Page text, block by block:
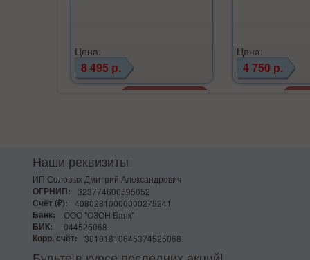
Цена:
8 495 р.
Цена:
4 750 р.
Наши реквизиты
ИП Соловых Дмитрий Александрович
ОГРНИП:
323774600595052
Счёт (₽):
40802810000000275241
Банк:
ООО "ОЗОН Банк"
БИК:
044525068
Корр. счёт:
30101810645374525068